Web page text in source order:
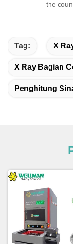
the
Tag: X
X Ray Bagian
Penghitung